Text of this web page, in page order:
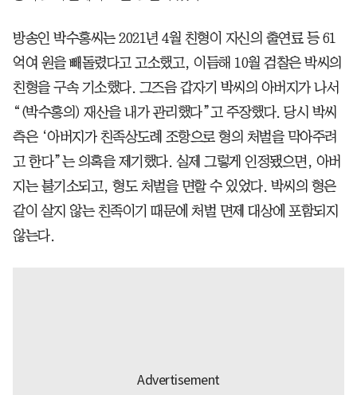
방송인 박수홍씨는 2021년 4월 친형이 자신의 출연료 등 61
억여 원을 빼돌렸다고 고소했고, 이듬해 10월 검찰은 박씨의
친형을 구속 기소했다. 그즈음 갑자기 박씨의 아버지가 나서
“(박수홍의) 재산을 내가 관리했다”고 주장했다. 당시 박씨
측은 ‘아버지가 친족상도례 조항으로 형의 처벌을 막아주려
고 한다”는 의혹을 제기했다. 실제 그렇게 인정됐으면, 아버
지는 불기소되고, 형도 처벌을 면할 수 있었다. 박씨의 형은
같이 살지 않는 친족이기 때문에 처벌 면제 대상에 포함되지
않는다.